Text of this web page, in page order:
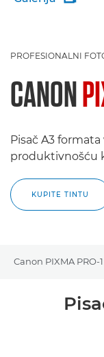
PROFESIONALNI
CANON
Pisač A3
produktivnošću
KUPITE TINTU
Canon PIXMA PRO-1